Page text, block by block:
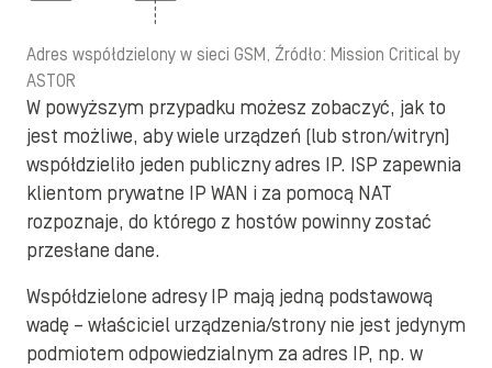
Adres współdzielony w sieci GSM, Źródło: Mission Critical by
ASTOR
W powyższym przypadku możesz zobaczyć, jak to
jest możliwe, aby wiele urządzeń (lub stron/witryn)
współdzieliło jeden publiczny adres IP. ISP zapewnia
klientom prywatne IP WAN i za pomocą NAT
rozpoznaje, do którego z hostów powinny zostać
przesłane dane.
Współdzielone adresy IP mają jedną podstawową
wadę – właściciel urządzenia/strony nie jest jedynym
podmiotem odpowiedzialnym za adres IP, np. w